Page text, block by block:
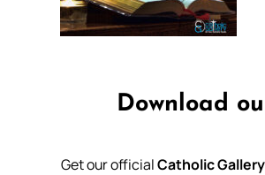
Download
Get our officialCatholic